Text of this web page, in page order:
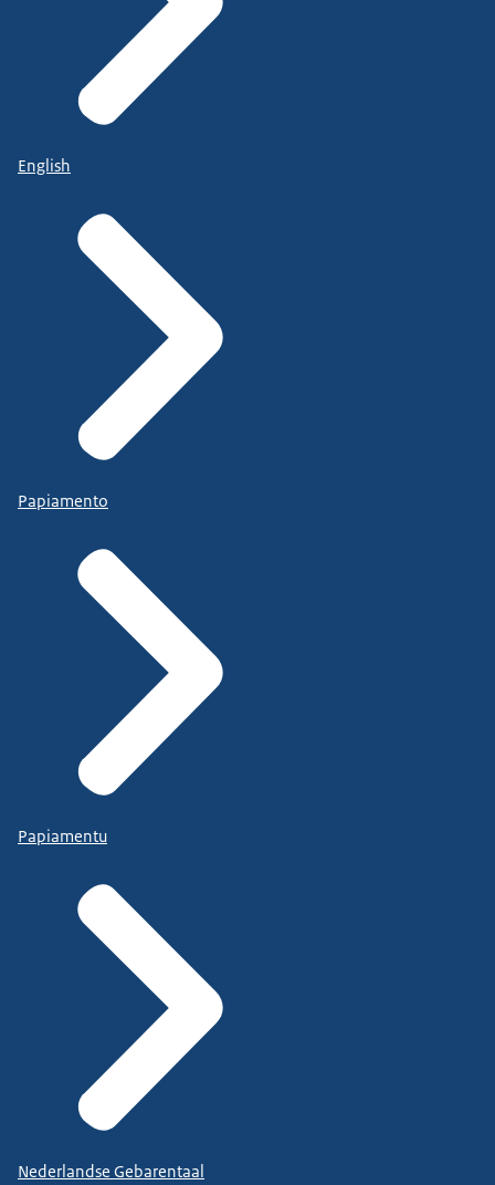
English
Papiamento
Papiamentu
Nederlandse Gebarentaal